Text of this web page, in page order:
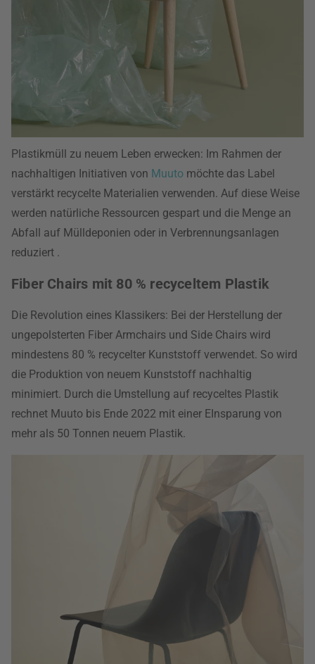
Plastikmüll zu neuem Leben erwecken: Im Rahmen der
nachhaltigen Initiativen von Muuto möchte das Label
verstärkt recycelte Materialien verwenden. Auf diese Weise
werden natürliche Ressourcen gespart und die Menge an
Abfall auf Mülldeponien oder in Verbrennungsanlagen
reduziert .
Fiber Chairs mit 80 % recyceltem Plastik
Die Revolution eines Klassikers: Bei der Herstellung der
ungepolsterten Fiber Armchairs und Side Chairs wird
mindestens 80 % recycelter Kunststoff verwendet. So wird
die Produktion von neuem Kunststoff nachhaltig
minimiert. Durch die Umstellung auf recyceltes Plastik
rechnet Muuto bis Ende 2022 mit einer EInsparung von
mehr als 50 Tonnen neuem Plastik.